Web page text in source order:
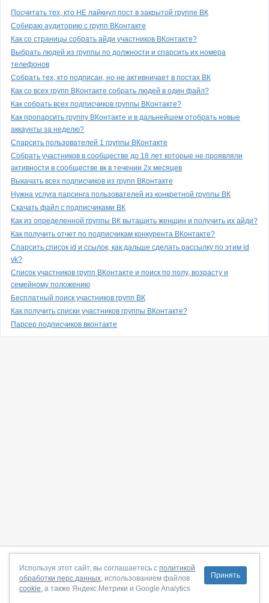
Посчитать тех, кто НЕ лайкнул пост в закрытой группе ВК
Собираю аудиторию с групп ВКонтакте
Как со страницы собрать айди участников ВКонтакте?
Выбрать людей из группы по должности и спарсить их номера
телефонов
Собрать тех, кто подписан, но не активничает в постах ВК
Как со всех групп ВКонтакте собрать людей в один файл?
Как собрать всех подписчиков группы ВКонтакте?
Как пропарсить группу ВКонтакте и в дальнейшем отобрать новые
аккаунты за неделю?
Спарсить пользователей 1 группы ВКонтакте
Собрать участников в сообществе до 18 лет которые не проявляли
активности в сообществе вк в течении 2х месяцев
Выкачать всех подписчиков из групп ВКонтакте
Нужна услуга парсинга пользователей из конкретной группы ВК
Скачать файл с подписчиками ВК
Как из определенной группы ВК вытащить женщин и получить их айди?
Как получить отчет по подписчикам конкурента ВКонтакте?
Спарсить список id и ссылок, как дальше сделать рассылку по этим id
vk?
Список участников групп ВКонтакте и поиск по полу, возрасту и
семейному положению
Бесплатный поиск участников групп ВК
Как получить списки участников группы ВКонтакте?
Парсер подписчиков вконтакте
О сайте|С чего начать|Контакты|Партнёрская программа
Договор-оферта|Политика конфиденциальности
Правила пользования
Принять
Используя этот сайт, вы соглашаетесь с политикой
обработки перс.данных, использованием файлов
cookie, а также Яндекс.Метрики и Google Analytics